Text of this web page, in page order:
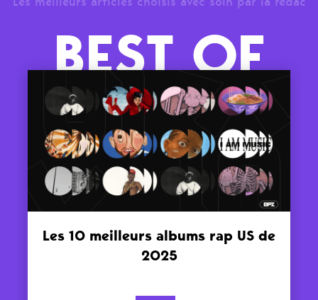
BEST OF
Les 10 meilleurs albums rap US de
2025